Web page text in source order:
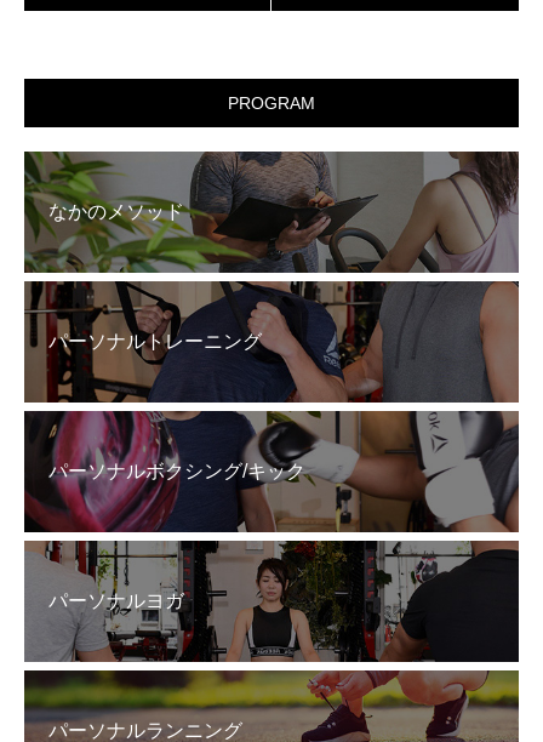
PROGRAM
なかのメソッド
パーソナルトレーニング
パーソナルボクシング/キック
パーソナルヨガ
パーソナルランニング